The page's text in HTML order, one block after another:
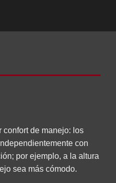
confort de manejo: los
con
por ejemplo, a la altura
sea más cómodo.